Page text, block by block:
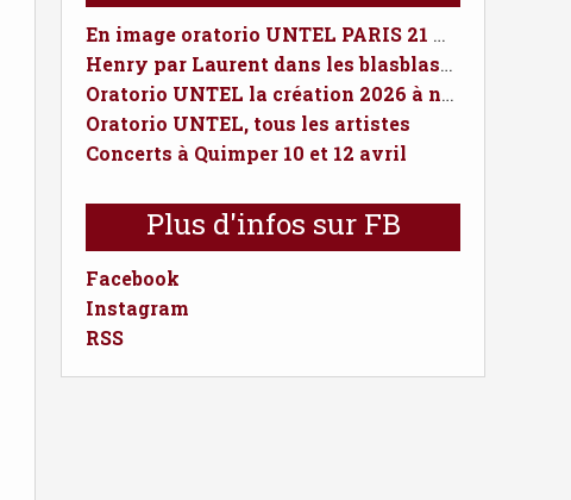
En image oratorio UNTEL PARIS 21 MARS 2026
Henry par Laurent dans les blasblasduquai.fr
Oratorio UNTEL la création 2026 à ne pas manquer
Oratorio UNTEL, tous les artistes
Concerts à Quimper 10 et 12 avril
Plus d'infos sur FB
Facebook
Instagram
RSS